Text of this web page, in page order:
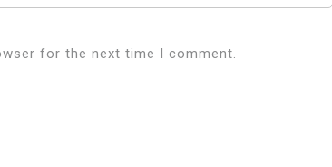
for the next time I comment.